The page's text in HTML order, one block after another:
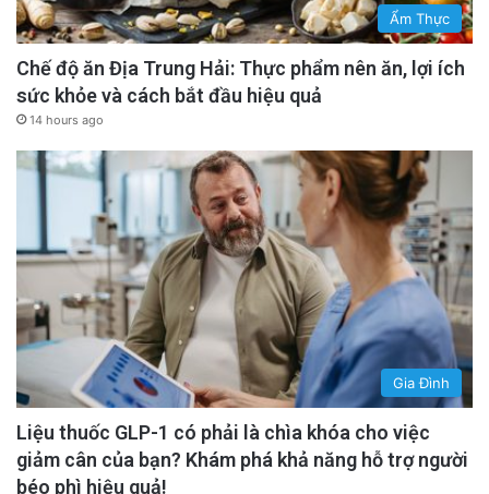
Ẩm Thực
Chế độ ăn Địa Trung Hải: Thực phẩm nên ăn, lợi ích
sức khỏe và cách bắt đầu hiệu quả
14 hours ago
Gia Đình
Liệu thuốc GLP-1 có phải là chìa khóa cho việc
giảm cân của bạn? Khám phá khả năng hỗ trợ người
béo phì hiệu quả!